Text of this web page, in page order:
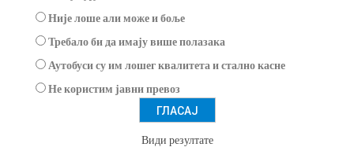
Није лоше али може и боље
Требало би да имају више полазака
Аутобуси су им лошег квалитета и стално касне
Не користим јавни превоз
Види резултате